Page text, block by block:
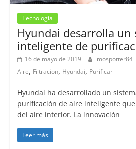
Tecnología
Hyundai desarrolla un
inteligente de
16 de mayo de 2019 mospotter84
Aire, Filtracion, Hyundai, Purificar
Hyundai ha desarrollado un
purificación de aire inteligente
del aire interior. La innovación
Leer más